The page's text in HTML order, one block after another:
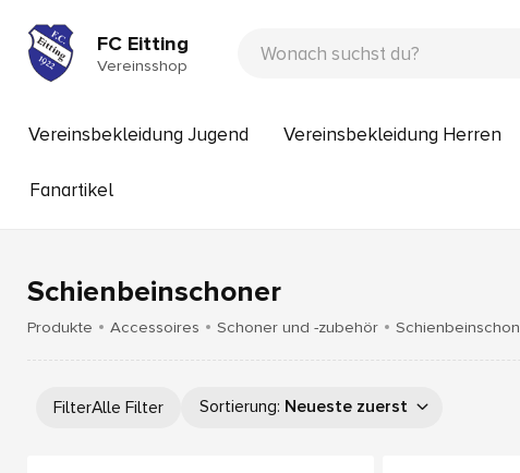
FC Eitting
Vereinsshop
Vereinsbekleidung Jugend Vereinsbekleidung Herren
Fanartikel
Schienbeinschoner
Produkte Accessoires Schoner und -zubehör
FilterAlle Filter Sortierung: Neueste zuerst